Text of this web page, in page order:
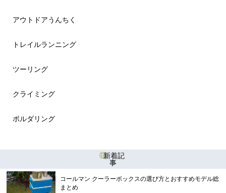
アウトドアうんちく
トレイルランニング
ツーリング
クライミング
ボルダリング
新着記
事
コールマン クーラーボックスの選び方とおすすめモデル総
まとめ